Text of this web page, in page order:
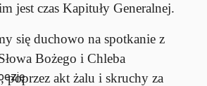
jest czas Kapituły Generalnej.
się duchowo na spotkanie z
Bożego i Chleba
poprzez akt żalu i skruchy za